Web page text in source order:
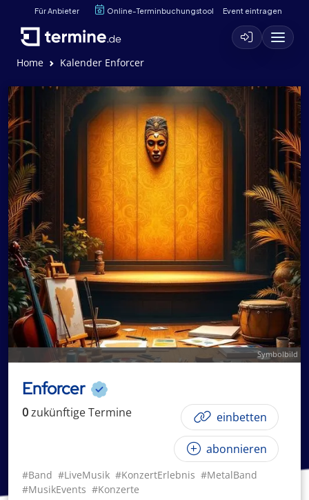
Für Anbieter Online-Terminbuchungstool Event eintragen
Home Kalender Enforcer
Symbolbild
Enforcer
0zukünftigeTermine einbetten
abonnieren
#Band #LiveMusik #KonzertErlebnis #MetalBand
#MusikEvents #Konzerte